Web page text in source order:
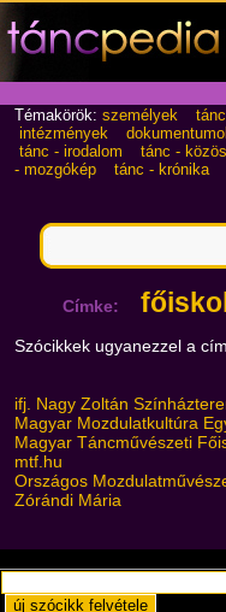
Témakörök: személyek
intézmények
tánc - irodalom
tánc -
- mozgókép
tánc - krónika
Címke:
Szócikkek ugyanezzel a
ifj. Nagy Zoltán
Magyar Mozdulatkultúra
Magyar Táncművészeti
mtf.hu
Országos
Zórándi Mária